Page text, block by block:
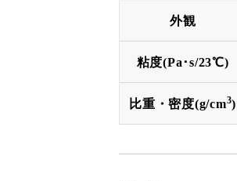
外観
粘度(Pa･s/23℃)
比重・密度(g/cm3)